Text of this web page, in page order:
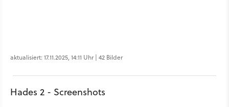
aktualisiert: 17.11.2025, 14:11 Uhr | 42 Bilder
Hades 2 - Screenshots